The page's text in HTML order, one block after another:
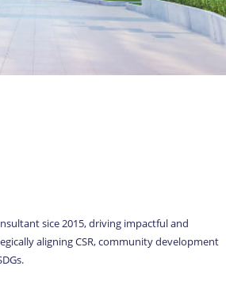
sice 2015, driving impactful and
aligning CSR, community development